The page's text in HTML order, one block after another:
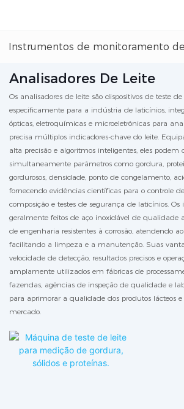
Instrumentos de monitoramento
Analisadores De Leite
Os analisadores de leite são dispositivos de teste
especificamente para a indústria de laticínios,
ópticas, eletroquímicas e microeletrônicas para
precisa múltiplos indicadores-chave do leite.
alta precisão e algoritmos inteligentes, eles podem
simultaneamente parâmetros como gordura,
gordurosos, densidade, ponto de congelamento,
fornecendo evidências científicas para o controle
composição e testes de segurança de laticínios. Os
geralmente feitos de aço inoxidável de qualidade
de engenharia resistentes à corrosão, atendendo
facilitando a limpeza e a manutenção. Suas
velocidade de detecção, resultados precisos e
amplamente utilizados em fábricas de
fazendas, agências de inspeção de qualidade e
para aprimorar a qualidade dos produtos lácteos
mercado.